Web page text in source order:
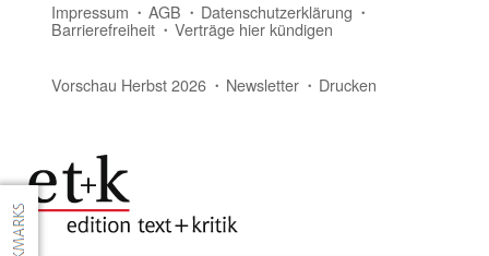
Impressum AGB Datenschutzerklärung
Barrierefreiheit Verträge hier kündigen
Vorschau Herbst 2026 Newsletter Drucken